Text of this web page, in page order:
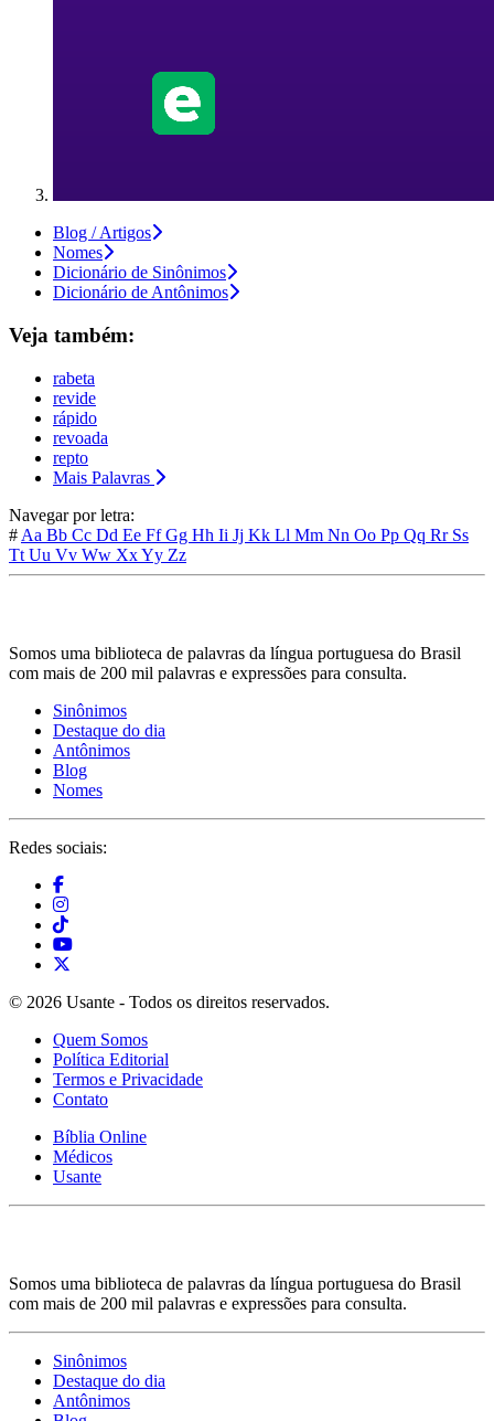
Blog / Artigos
Nomes
Dicionário de Sinônimos
Dicionário de Antônimos
Veja também:
rabeta
revide
rápido
revoada
repto
Mais Palavras
Navegar por letra:
# Aa Bb Cc Dd Ee FfGg Hh Ii Jj Kk Ll Mm Nn Oo Pp Qq Rr Ss
Tt Uu Vv Ww XxYy Zz
Somos uma biblioteca de palavras da língua portuguesa do Brasil
com mais de 200 mil palavras e expressões para consulta.
Sinônimos
Destaque do dia
Antônimos
Blog
Nomes
Redes sociais:
© 2026 Usante - Todos os direitos reservados.
Quem Somos
Política Editorial
Termos e Privacidade
Contato
Bíblia Online
Médicos
Usante
Somos uma biblioteca de palavras da língua portuguesa do Brasil
com mais de 200 mil palavras e expressões para consulta.
Sinônimos
Destaque do dia
Antônimos